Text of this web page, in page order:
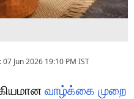
07 Jun 2026 19:10 PM IST
வாழ்க்கை முறை